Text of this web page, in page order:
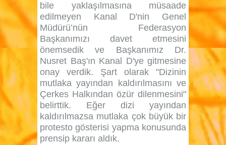
bile yaklaşılmasına müsaade
edilmeyen Kanal D'nin Genel
Müdürü’nün Federasyon
Başkanımızı davet etmesini
önemsedik ve Başkanımız Dr.
Nusret Baş'ın Kanal D'ye gitmesine
onay verdik. Şart olarak "Dizinin
mutlaka yayından kaldırılmasını ve
Çerkes Halkından özür dilenmesini"
belirttik. Eğer dizi yayından
kaldırılmazsa mutlaka çok büyük bir
protesto gösterisi yapma konusunda
prensip kararı aldık.